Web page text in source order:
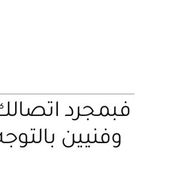
فبمجرد
وفنيين